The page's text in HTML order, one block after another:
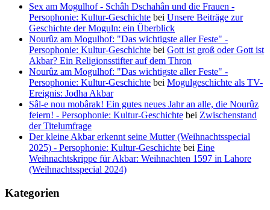
Sex am Mogulhof - Schâh Dschahân und die Frauen -
Persophonie: Kultur-Geschichte bei Unsere Beiträge zur
Geschichte der Moguln: ein Überblick
Nourûz am Mogulhof: "Das wichtigste aller Feste" -
Persophonie: Kultur-Geschichte bei Gott ist groß oder Gott ist
Akbar? Ein Religionsstifter auf dem Thron
Nourûz am Mogulhof: "Das wichtigste aller Feste" -
Persophonie: Kultur-Geschichte bei Mogulgeschichte als TV-
Ereignis: Jodha Akbar
Sâl-e nou mobârak! Ein gutes neues Jahr an alle, die Nourûz
feiern! - Persophonie: Kultur-Geschichte bei Zwischenstand
der Titelumfrage
Der kleine Akbar erkennt seine Mutter (Weihnachtsspecial
2025) - Persophonie: Kultur-Geschichte bei Eine
Weihnachtskrippe für Akbar: Weihnachten 1597 in Lahore
(Weihnachtsspecial 2024)
Kategorien